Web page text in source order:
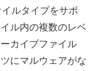
ルタイプをサポ
ル内の複数のレベ
カイブファイル
にマルウェアがな